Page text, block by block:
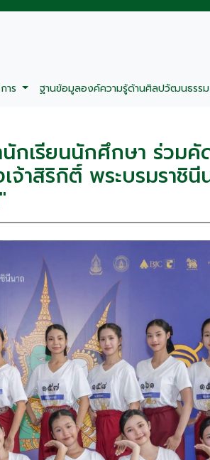
าร ฐานข้อมูลองค์ความรู้ด้านศิลปวัฒนธรรม
กเรียนนักศึกษา ร่วม
จ้าสิริกิติ์ พระบรมราชิ